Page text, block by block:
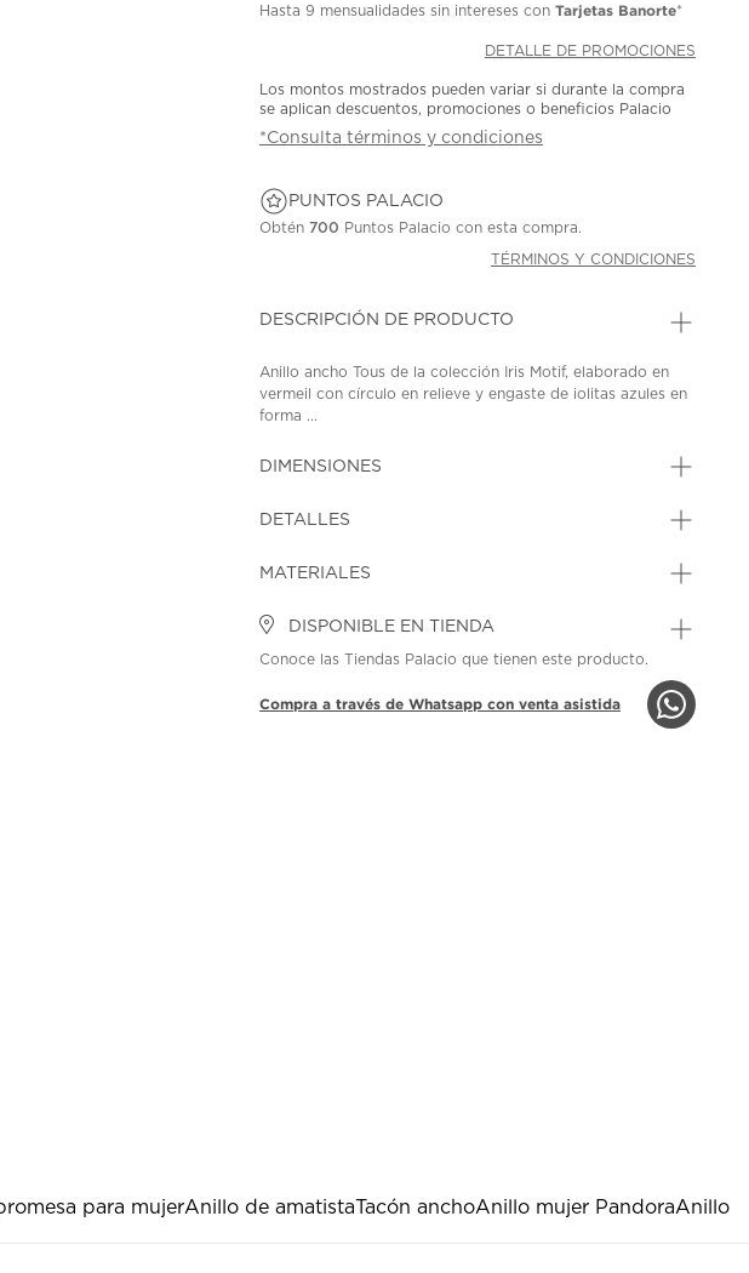
Hasta9 mensualidades sin intereses conTarjetas Banorte*
DETALLE DE PROMOCIONES
Los montos mostrados pueden variar si durante la compra
se aplican descuentos, promociones o beneficios Palacio
*Consulta términos y condiciones
PUNTOS PALACIO
Obtén700 Puntos Palacio con esta compra.
TÉRMINOS Y CONDICIONES
DESCRIPCIÓN DE PRODUCTO
Anillo ancho Tous de la colección Iris Motif, elaborado en
vermeil con círculo en relieve y engaste de iolitas azules en
forma ...
DIMENSIONES
DETALLES
MATERIALES
DISPONIBLE EN TIENDA
Conoce las Tiendas Palacio que tienen este producto.
Compra a través de Whatsapp con venta asistida
para mujerAnillo de amatistaTacón anchoAnillo mujer PandoraAnillo